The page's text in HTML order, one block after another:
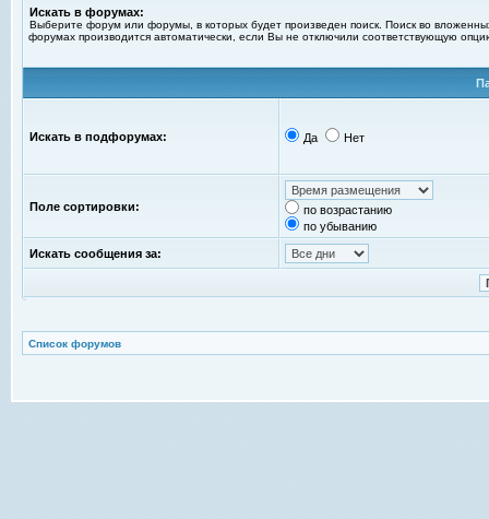
Искать в форумах:
Выберите форум или форумы, в которых будет произведен поиск. Поиск во
форумах производится автоматически, если Вы не отключили соответствующую
Искать в подфорумах: Да Нет
Поле сортировки:
по возрастанию
по убыванию
Искать сообщения за:
Список форумов